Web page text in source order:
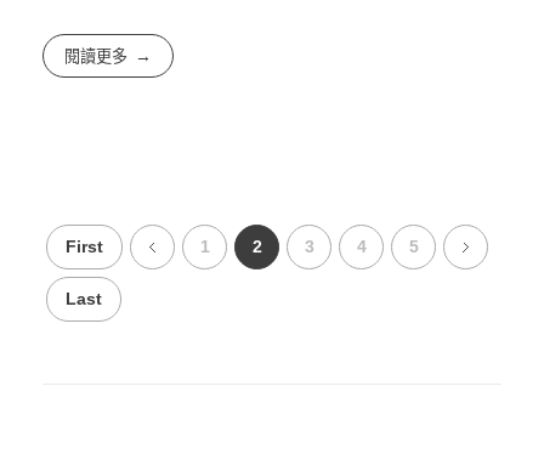
閱讀更多
First 1 2 3 4 5
Last